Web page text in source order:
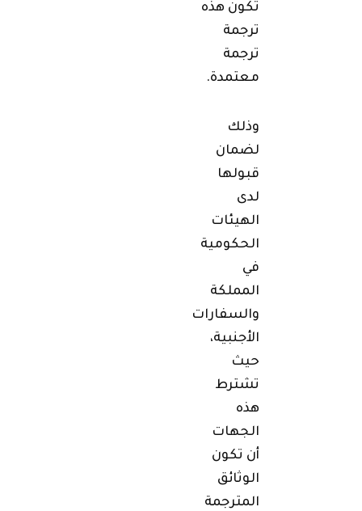
تكون هذه
ترجمة
ترجمة
معتمدة.
وذلك
لضمان
قبولها
لدى
الهيئات
الحكومية
في
المملكة
والسفارات
الأجنبية،
حيث
تشترط
هذه
الجهات
أن تكون
الوثائق
المترجمة